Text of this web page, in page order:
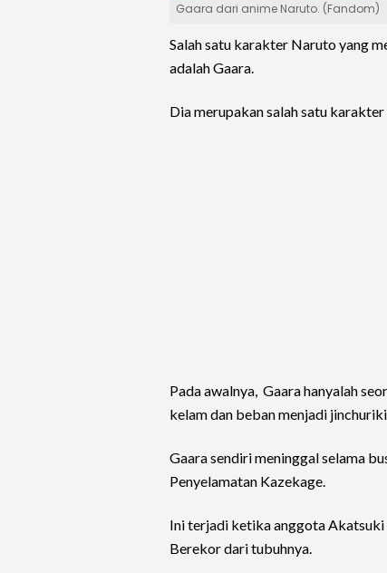
Gaara dari anime Naruto. (Fandom)
Salah satu karakter Naruto yang
adalah Gaara.
Dia merupakan salah satu
Pada awalnya, Gaara hanyalah
kelam dan beban menjadi
Gaara sendiri meninggal selama
Penyelamatan Kazekage.
Ini terjadi ketika anggota
Berekor dari tubuhnya.